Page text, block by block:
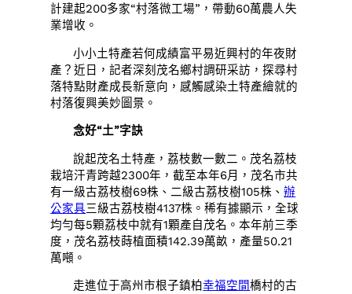
計建起200多家“村落微工場”，帶動60萬農人失
業增收。
小小土特產若何成績富平易近興村的年夜財
產？近日，記者深刻茂名鄉村調研采訪，探尋村
落特點財產成長新意向，感觸感染土特產繪就的
村落復興美妙圖景。
念好“土”字訣
說起茂名土特產，荔枝數一數二。茂名荔枝
栽培汗青跨越2300年，截至本年6月，茂名市共
有一級古荔枝樹69株、二級古荔枝樹105株、辦
公家具三級古荔枝樹4137株。稀有據顯示，全球
均勻每5顆荔枝中就有1顆產自茂名。本年前三季
度，茂名荔枝蒔植面積142.39萬畝，產量50.21
萬噸。
走進位于高州市根子鎮柏幸福空間橋村的古